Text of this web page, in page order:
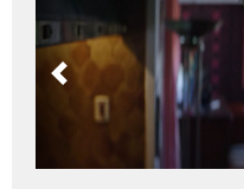
Previous